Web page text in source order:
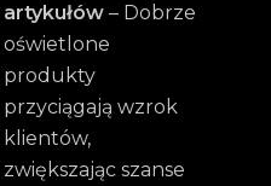
artykułów – Dobrze
oświetlone
produkty
przyciągają wzrok
klientów,
zwiększając szanse